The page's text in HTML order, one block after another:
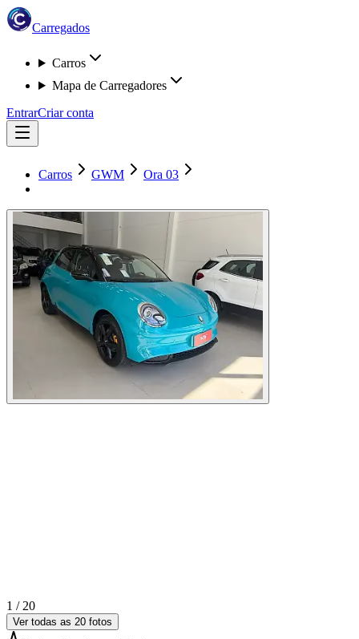
Carregados
Carros
Mapa de Carregadores
EntrarCriar conta
Carros GWM Ora 03
1 / 20
Ver todas as 20 fotos